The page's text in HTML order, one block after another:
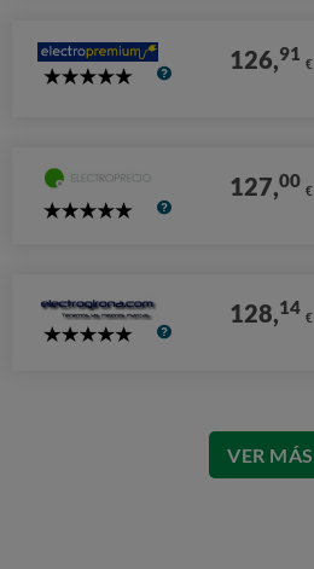
5
126,91 €
5
127,00 €
5
128,14 €
VER MÁS